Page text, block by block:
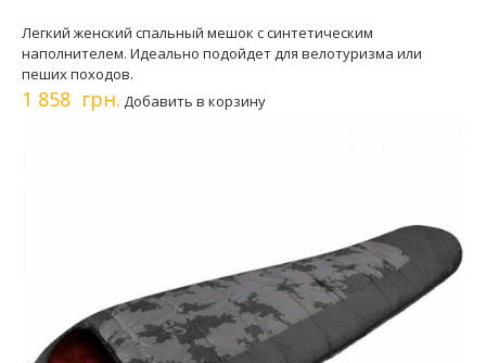
Легкий женский спальный мешок с синтетическим
наполнителем. Идеально подойдет для велотуризма или
пеших походов.
1 858 грн. Добавить в корзину